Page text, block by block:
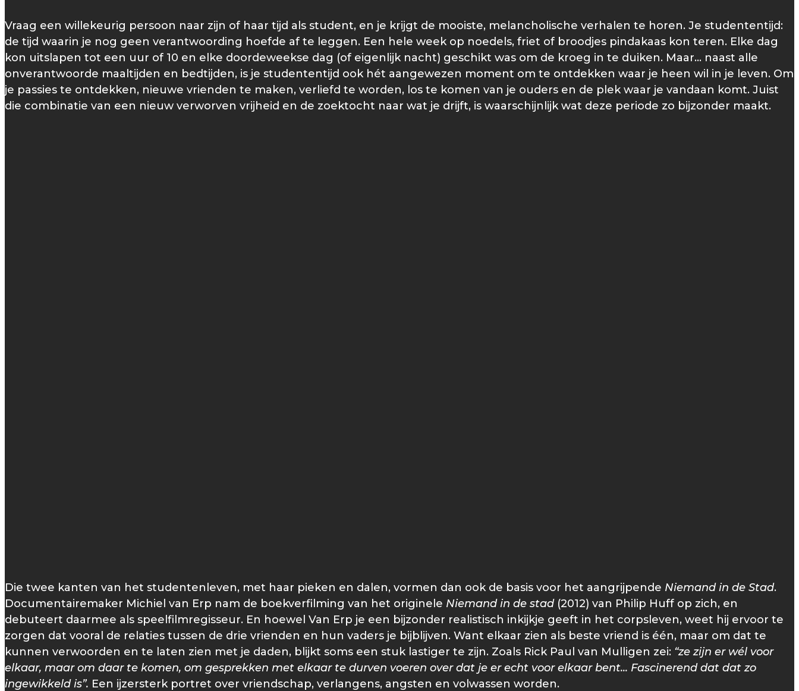
Vraag een willekeurig persoon naar zijn of haar tijd als student, en je krijgt de mooiste, melancholische verhalen te horen. Je studententijd:
de tijd waarin je nog geen verantwoording hoefde af te leggen. Een hele week op noedels, friet of broodjes pindakaas kon teren. Elke dag
kon uitslapen tot een uur of 10 en elke doordeweekse dag (of eigenlijk nacht) geschikt was om de kroeg in te duiken. Maar… naast alle
onverantwoorde maaltijden en bedtijden, is je studententijd ook hét aangewezen moment om te ontdekken waar je heen wil in je leven. Om
je passies te ontdekken, nieuwe vrienden te maken, verliefd te worden, los te komen van je ouders en de plek waar je vandaan komt. Juist
die combinatie van een nieuw verworven vrijheid en de zoektocht naar wat je drijft, is waarschijnlijk wat deze periode zo bijzonder maakt.
Die twee kanten van het studentenleven, met haar pieken en dalen, vormen dan ook de basis voor het aangrijpende Niemand in de Stad.
Documentairemaker Michiel van Erp nam de boekverfilming van het originele Niemand in de stad(2012) van Philip Huff op zich, en
debuteert daarmee als speelfilmregisseur. En hoewel Van Erp je een bijzonder realistisch inkijkje geeft in het corpsleven, weet hij ervoor te
zorgen dat vooral de relaties tussen de drie vrienden en hun vaders je bijblijven. Want elkaar zien als beste vriend is één, maar om dat te
kunnen verwoorden en te laten zien met je daden, blijkt soms een stuk lastiger te zijn. Zoals Rick Paul van Mulligen zei: “ze zijn er wél voor
elkaar, maar om daar te komen, om gesprekken met elkaar te durven voeren over dat je er echt voor elkaar bent... Fascinerend dat dat zo
ingewikkeld is”. Een ijzersterk portret over vriendschap, verlangens, angsten en volwassen worden.